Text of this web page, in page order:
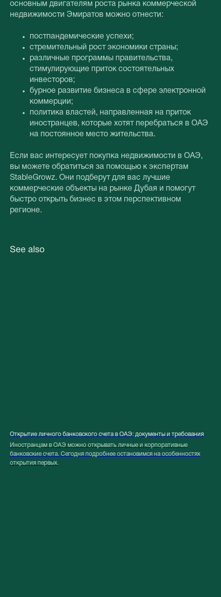
основным двигателям роста рынка коммерческой
недвижимости Эмиратов можно отнести:
постпандемические успехи;
стремительный рост экономики страны;
различные программы правительства,
стимулирующие приток состоятельных
инвесторов;
бурное развитие бизнеса в сфере электронной
коммерции;
политика властей, направленная на приток
иностранцев, которые хотят перебраться в ОАЭ
на постоянное место жительства.
Если вас интересует покупка недвижимости в ОАЭ,
вы можете обратиться за помощью к экспертам
StableGrowz. Они подберут для вас лучшие
коммерческие объекты на рынке Дубая и помогут
быстро открыть бизнес в этом перспективном
регионе.
See also
Открытие личного банковского счета в ОАЭ: документы и требования
Иностранцам в ОАЭ можно открывать личные и корпоративные
банковские счета. Сегодня подробнее остановимся на особенностях
открытия первых.